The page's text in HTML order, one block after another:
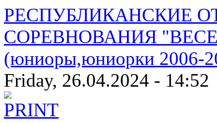
РЕСПУБЛИКАНСКИЕ
СОРЕВНОВАНИЯ
(юниоры,юниорки 2006-
Friday, 26.04.2024 - 14:52